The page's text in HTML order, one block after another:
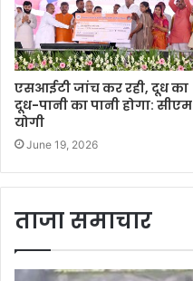
एसआईटी जांच कर रही, दूध का
दूध-पानी का पानी होगा: सीएम
योगी
June 19, 2026
ताजा समाचार